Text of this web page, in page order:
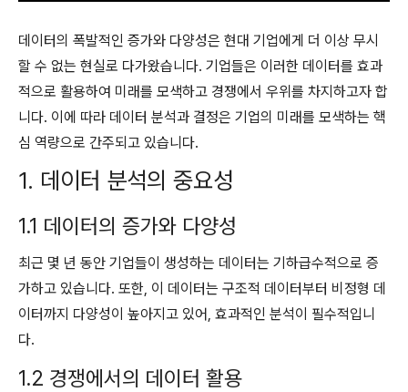
데이터의 폭발적인 증가와 다양성은 현대 기업에게 더 이상 무시
할 수 없는 현실로 다가왔습니다. 기업들은 이러한 데이터를 효과
적으로 활용하여 미래를 모색하고 경쟁에서 우위를 차지하고자 합
니다. 이에 따라 데이터 분석과 결정은 기업의 미래를 모색하는 핵
심 역량으로 간주되고 있습니다.
1. 데이터 분석의 중요성
1.1 데이터의 증가와 다양성
최근 몇 년 동안 기업들이 생성하는 데이터는 기하급수적으로 증
가하고 있습니다. 또한, 이 데이터는 구조적 데이터부터 비정형 데
이터까지 다양성이 높아지고 있어, 효과적인 분석이 필수적입니
다.
1.2 경쟁에서의 데이터 활용